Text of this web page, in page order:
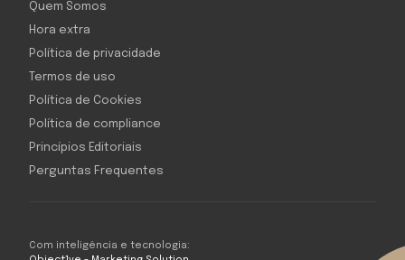
Com inteligência e tecnologia:
Quem Somos
Hora extra
Política de privacidade
Termos de uso
Política de Cookies
Política de compliance
Princípios Editoriais
Perguntas Frequentes